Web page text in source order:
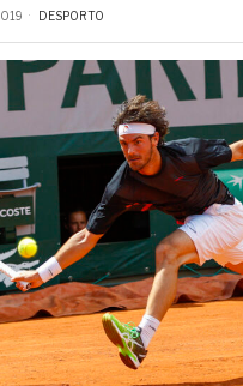
DESPORTO